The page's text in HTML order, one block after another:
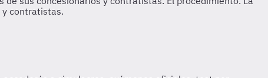
y contratistas.